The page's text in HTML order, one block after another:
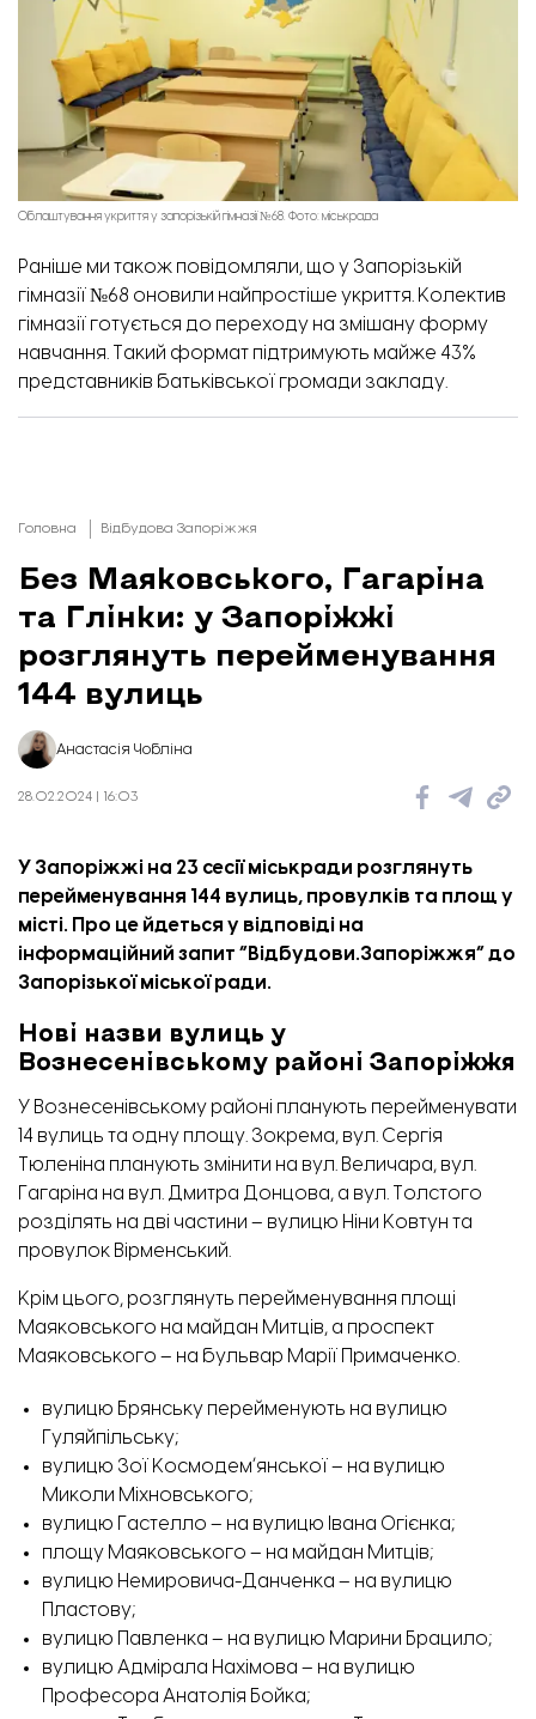
Облаштування укриття у запорізькій гімназії №68. Фото: міськрада
Раніше ми також повідомляли, що у Запорізькій
гімназії №68 оновили найпростіше укриття. Колектив
гімназії готується до переходу на змішану форму
навчання. Такий формат підтримують майже 43%
представників батьківської громади закладу.
Головна Відбудова Запоріжжя
Без Маяковського, Гагаріна
та Глінки: у Запоріжжі
розглянуть перейменування
144 вулиць
Анастасія Чобліна
28.02.2024 | 16:03
У Запоріжжі на 23 сесії міськради розглянуть
перейменування 144 вулиць, провулків та площ у
місті. Про це йдеться у відповіді на
інформаційний запит “ Відбудови.Запоріжжя” до
Запорізької міської ради.
Нові назви вулиць у
Вознесенівському районі Запоріжжя
У Вознесенівському районі планують перейменувати
14 вулиць та одну площу. Зокрема, вул. Сергія
Тюленіна планують змінити на вул. Величара, вул.
Гагаріна на вул. Дмитра Донцова, а вул. Толстого
розділять на дві частини – вулицю Ніни Ковтун та
провулок Вірменський.
Крім цього, розглянуть перейменування площі
Маяковського на майдан Митців, а проспект
Маяковського – на бульвар Марії Примаченко.
вулицю Брянську перейменують на вулицю
Гуляйпільську;
вулицю Зої Космодемʼянської – на вулицю
Миколи Міхновського;
вулицю Гастелло – на вулицю Івана Огієнка;
площу Маяковського – на майдан Митців;
вулицю Немировича-Данченка – на вулицю
Пластову;
вулицю Павленка – на вулицю Марини Брацило;
вулицю Адмірала Нахімова – на вулицю
Професора Анатолія Бойка;